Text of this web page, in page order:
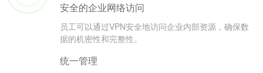
安全的企业网络访问
员工可以通过VPN安全地访问企业内部资源，确保数
据的机密性和完整性。
统一管理